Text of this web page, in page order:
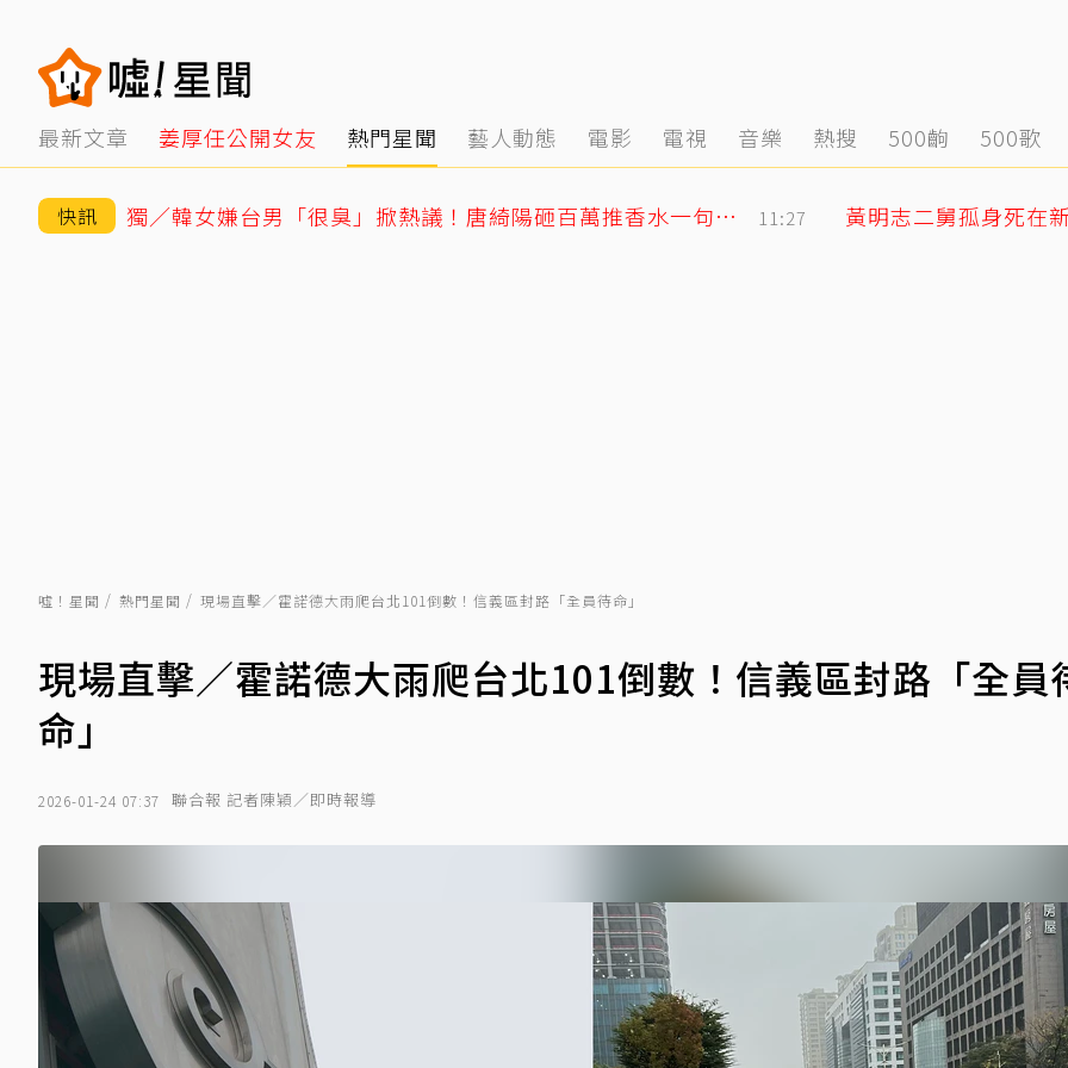
最新文章 姜厚任公開女友 熱門星聞 藝人動態 電影 電視 音樂 熱搜 500齣 500歌
快訊 獨／韓女嫌台男「很臭」掀熱議！唐綺陽砸百萬推香水一句話替台男平反 11:27
噓！星聞 熱門星聞 現場直擊／霍諾德大雨爬台北101倒數！信義區封路「全員待命」
現場直擊／霍諾德大雨爬台北101倒數！信義區封路「全員
命」
2026-01-24 07:37 聯合報 記者陳穎／即時報導